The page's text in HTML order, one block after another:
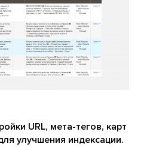
URL, мета-тегов, карт
улучшения индексации.